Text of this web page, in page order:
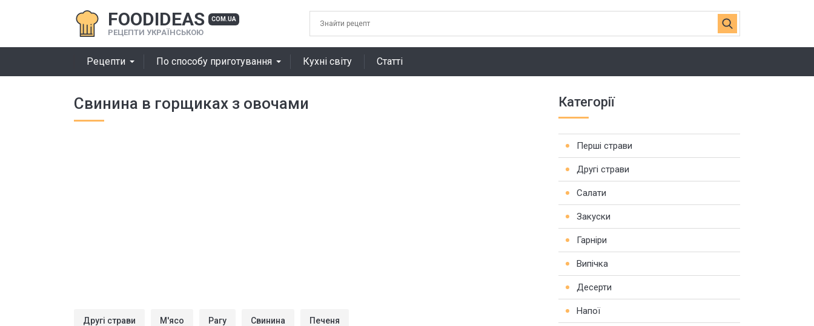
FOODIDEAS COM.UA
РЕЦЕПТИ УКРАЇНСЬКОЮ
Рецепти По способу приготування Кухні світу Статті
Свинина в горщиках з овочами
Другі страви М'ясо Рагу Свинина Печеня
Категорії
Перші страви
Другі страви
Салати
Закуски
Гарніри
Випічка
Десерти
Напої